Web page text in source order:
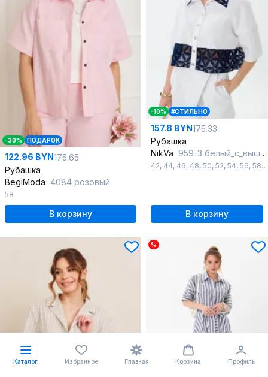
-30% ПОДАРОК
122.96 BYN175.65
Рубашка
BegiModa 4084 розовый
58
В корзину
-10% #СТИЛЬНО
157.8 BYN175.33
Рубашка
NikVa 959-3 белый_с_вышивкой_цвета_индиго
42, 44, 46, 48, 50, 52, 54, 56, 58,
В корзину
%
Каталог Избранное Главная Корзина Профиль